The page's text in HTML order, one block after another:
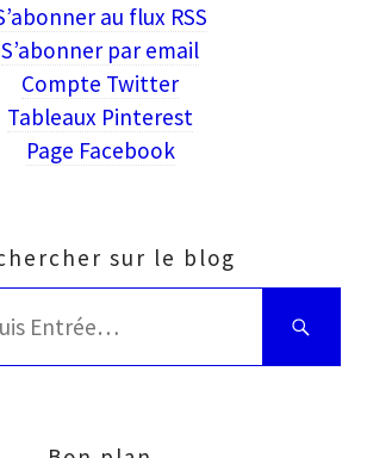
au flux RSS
S’abonner par email
Compte Twitter
Tableaux Pinterest
Page Facebook
sur le blog
Bien